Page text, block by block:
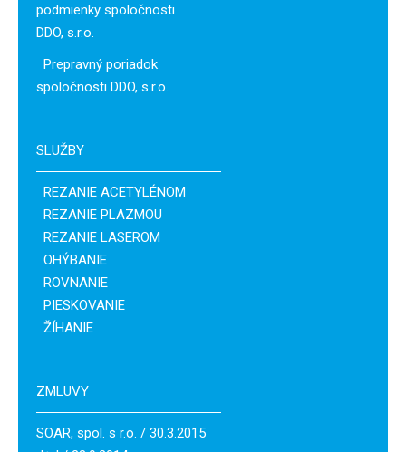
podmienky spoločnosti
DDO, s.r.o.
Prepravný poriadok
spoločnosti DDO, s.r.o.
SLUŽBY
REZANIE ACETYLÉNOM
REZANIE PLAZMOU
REZANIE LASEROM
OHÝBANIE
ROVNANIE
PIESKOVANIE
ŽÍHANIE
ZMLUVY
SOAR, spol. s r.o. / 30.3.2015